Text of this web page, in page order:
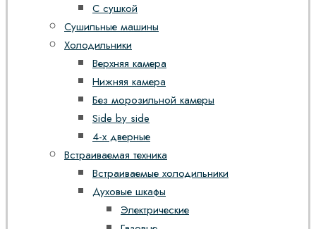
С сушкой
Сушильные машины
Холодильники
Верхняя камера
Нижняя камера
Без морозильной камеры
Side by side
4-х дверные
Встраиваемая техника
Встраиваемые холодильники
Духовые шкафы
Электрические